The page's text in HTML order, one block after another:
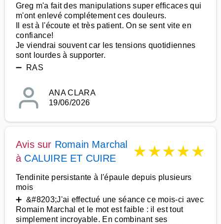
Greg m'a fait des manipulations super efficaces qui
m'ont enlevé complétement ces douleurs.
Il est à l'écoute et très patient. On se sent vite en
confiance!
Je viendrai souvent car les tensions quotidiennes
sont lourdes à supporter.
➖ RAS
ANA CLARA
19/06/2026
Avis sur Romain Marchal
à CALUIRE ET CUIRE ★★★★★
Tendinite persistante à l'épaule depuis plusieurs
mois
➕ &#8203;J'ai effectué une séance ce mois-ci avec
Romain Marchal et le mot est faible : il est tout
simplement incroyable. En combinant ses